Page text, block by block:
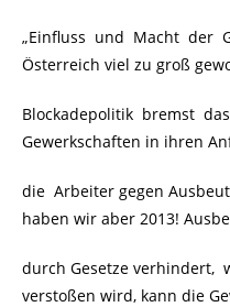
„Einfluss und Macht der
Österreich viel zu groß
Blockadepolitik bremst
Gewerkschaften in ihren
die Arbeiter gegen
haben wir aber 2013!
durch Gesetze verhindert,
verstoßen wird, kann die